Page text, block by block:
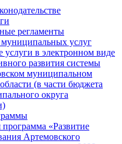
регламенты
муниципальных услуг
в электронном виде
развития системы
муниципальном
(в части бюджета
округа
«Развитие
Артемовского